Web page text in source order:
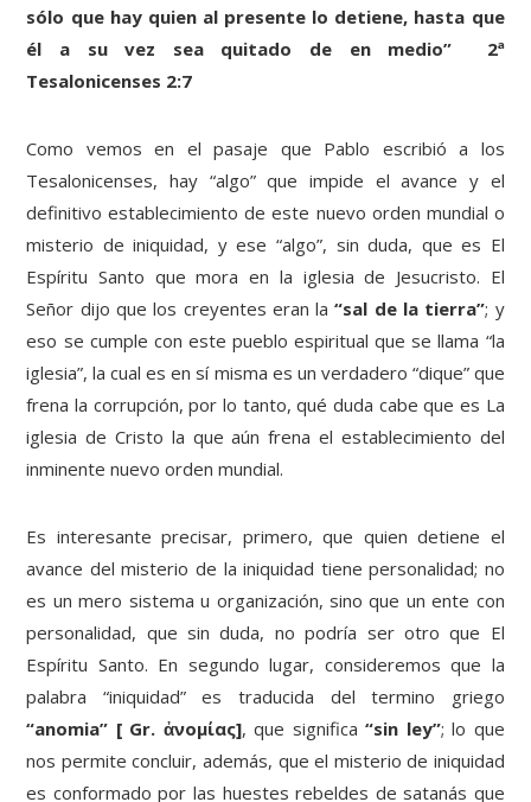
sólo que hay quien al presente lo detiene, hasta que
él a su vez sea quitado de en medio” 2ª
Tesalonicenses 2:7
Como vemos en el pasaje que Pablo escribió a los
Tesalonicenses, hay “algo” que impide el avance y el
definitivo establecimiento de este nuevo orden mundial o
misterio de iniquidad, y ese “algo”, sin duda, que es El
Espíritu Santo que mora en la iglesia de Jesucristo. El
Señor dijo que los creyentes eran la“sal de la tierra”; y
eso se cumple con este pueblo espiritual que se llama “la
iglesia”, la cual es en sí misma es un verdadero “dique” que
frena la corrupción, por lo tanto, qué duda cabe que es La
iglesia de Cristo la que aún frena el establecimiento del
inminente nuevo orden mundial.
Es interesante precisar, primero, que quien detiene el
avance del misterio de la iniquidad tiene personalidad; no
es un mero sistema u organización, sino que un ente con
personalidad, que sin duda, no podría ser otro que El
Espíritu Santo. En segundo lugar, consideremos que la
palabra “iniquidad” es traducida del termino griego
“anomia” [ Gr. ἀνομίας], que significa“sin ley”; lo que
nos permite concluir, además, que el misterio de iniquidad
es conformado por las huestes rebeldes de satanás que